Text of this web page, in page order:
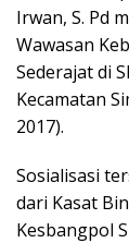
Irwan, S. Pd
Wawasan
Sederajat di
Kecamatan
2017).
Sosialisasi
dari Kasat
Kesbangpol